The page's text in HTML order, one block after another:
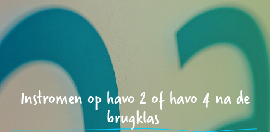
Instromen op havo 2 of havo 4 na de
brugklas